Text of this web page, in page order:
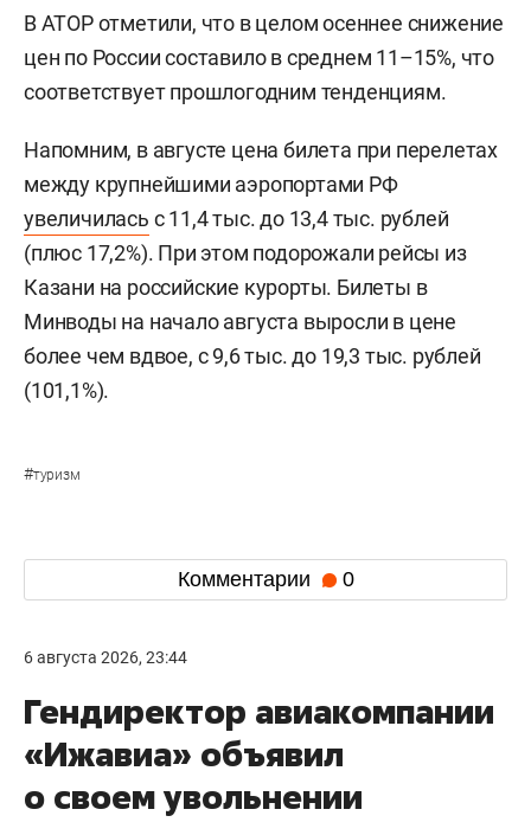
В АТОР отметили, что в целом осеннее снижение
цен по России составило в среднем 11–15%, что
соответствует прошлогодним тенденциям.
Напомним, в августе цена билета при перелетах
между крупнейшими аэропортами РФ
увеличилась с 11,4 тыс. до 13,4 тыс. рублей
(плюс 17,2%). При этом подорожали рейсы из
Казани на российские курорты. Билеты в
Минводы на начало августа выросли в цене
более чем вдвое, с 9,6 тыс. до 19,3 тыс. рублей
(101,1%).
#туризм
Комментарии 0
6 августа 2026, 23:44
Гендиректор авиакомпании
«Ижавиа» объявил
о своем увольнении